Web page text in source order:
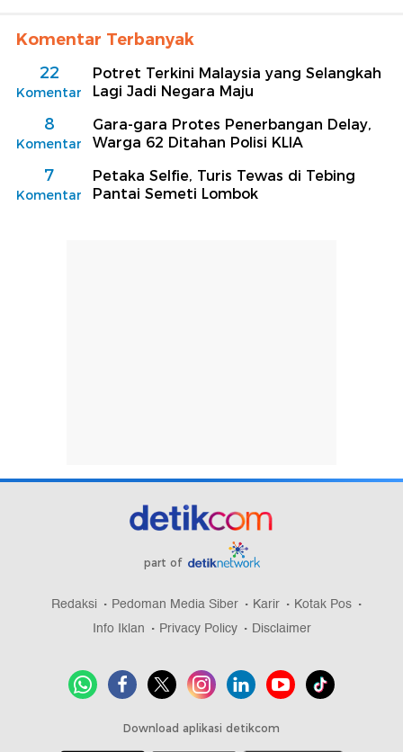
Komentar Terbanyak
22
Komentar
Potret Terkini Malaysia yang Selangkah
Lagi Jadi Negara Maju
8
Komentar
Gara-gara Protes Penerbangan Delay,
Warga 62 Ditahan Polisi KLIA
7
Komentar
Petaka Selfie, Turis Tewas di Tebing
Pantai Semeti Lombok
part of
Redaksi Pedoman Media Siber Karir
Kotak Pos
Info Iklan
Privacy Policy Disclaimer
Download aplikasi detikcom